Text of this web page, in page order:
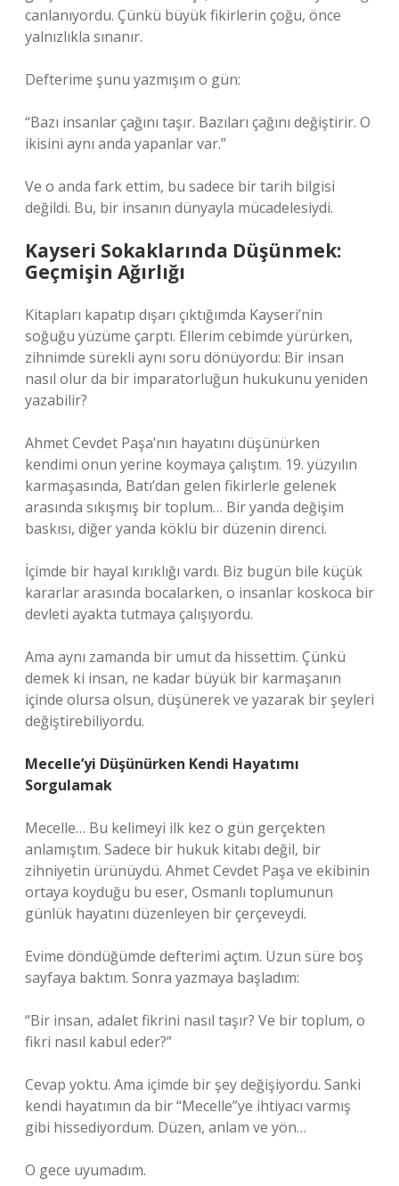
canlanıyordu. Çünkü büyük fikirlerin çoğu, önce
yalnızlıkla sınanır.
Defterime şunu yazmışım o gün:
“Bazı insanlar çağını taşır. Bazıları çağını değiştirir. O
ikisini aynı anda yapanlar var.”
Ve o anda fark ettim, bu sadece bir tarih bilgisi
değildi. Bu, bir insanın dünyayla mücadelesiydi.
Kayseri Sokaklarında Düşünmek:
Geçmişin Ağırlığı
Kitapları kapatıp dışarı çıktığımda Kayseri’nin
soğuğu yüzüme çarptı. Ellerim cebimde yürürken,
zihnimde sürekli aynı soru dönüyordu: Bir insan
nasıl olur da bir imparatorluğun hukukunu yeniden
yazabilir?
Ahmet Cevdet Paşa’nın hayatını düşünürken
kendimi onun yerine koymaya çalıştım. 19. yüzyılın
karmaşasında, Batı’dan gelen fikirlerle gelenek
arasında sıkışmış bir toplum… Bir yanda değişim
baskısı, diğer yanda köklü bir düzenin direnci.
İçimde bir hayal kırıklığı vardı. Biz bugün bile küçük
kararlar arasında bocalarken, o insanlar koskoca bir
devleti ayakta tutmaya çalışıyordu.
Ama aynı zamanda bir umut da hissettim. Çünkü
demek ki insan, ne kadar büyük bir karmaşanın
içinde olursa olsun, düşünerek ve yazarak bir şeyleri
değiştirebiliyordu.
Mecelle’yi Düşünürken Kendi Hayatımı
Sorgulamak
Mecelle… Bu kelimeyi ilk kez o gün gerçekten
anlamıştım. Sadece bir hukuk kitabı değil, bir
zihniyetin ürünüydü. Ahmet Cevdet Paşa ve ekibinin
ortaya koyduğu bu eser, Osmanlı toplumunun
günlük hayatını düzenleyen bir çerçeveydi.
Evime döndüğümde defterimi açtım. Uzun süre boş
sayfaya baktım. Sonra yazmaya başladım:
“Bir insan, adalet fikrini nasıl taşır? Ve bir toplum, o
fikri nasıl kabul eder?”
Cevap yoktu. Ama içimde bir şey değişiyordu. Sanki
kendi hayatımın da bir “Mecelle”ye ihtiyacı varmış
gibi hissediyordum. Düzen, anlam ve yön…
O gece uyumadım.